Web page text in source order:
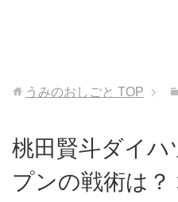
うみのおしごと TOP
桃田賢斗ダイ
プンの戦術は